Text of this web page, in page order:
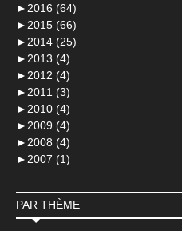
► 2016 (64)
► 2015 (66)
► 2014 (25)
► 2013 (4)
► 2012 (4)
► 2011 (3)
► 2010 (4)
► 2009 (4)
► 2008 (4)
► 2007 (1)
PAR THÈME